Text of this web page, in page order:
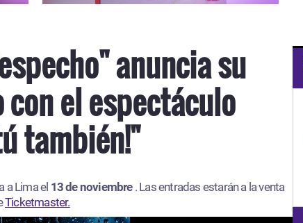
anuncia su
el espectáculo
también!"
a Lima el 13 de noviembre . Las entradas estarán a la venta
Ticketmaster.